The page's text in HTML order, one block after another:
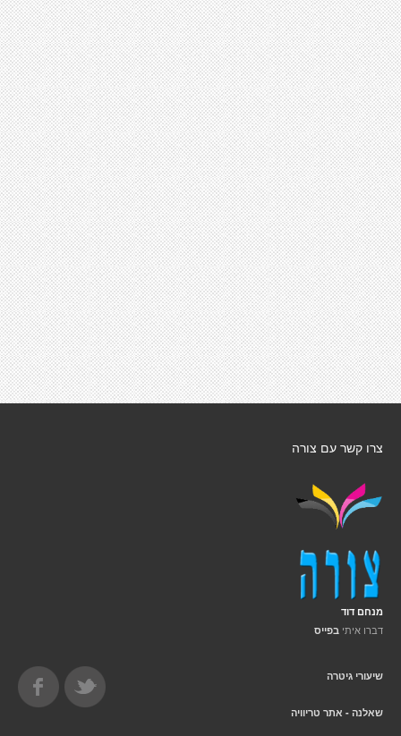
צרו קשר עם צורה
מנחם דוד
דברו איתי בפייס
שיעורי גיטרה
שאלנה - אתר טריוויה